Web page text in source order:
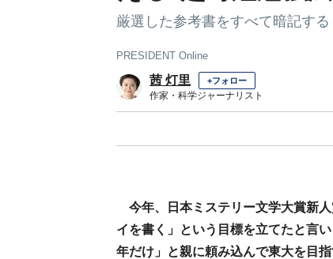
厳選した参考書をすべて暗記する
PRESIDENT Online
茜 灯里 +フォロー
作家・科学ジャーナリスト
今年、日本ミステリー文学大賞新
イを書く」という目標を立てたと言
年だけ」と親に頼み込んで東大を目